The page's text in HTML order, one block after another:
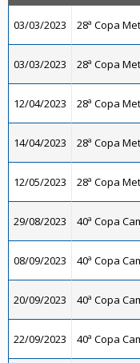
03/03/2023 28ª Copa
03/03/2023 28ª Copa
12/04/2023 28ª Copa
14/04/2023 28ª Copa
12/05/2023 28ª Copa
29/08/2023 40ª Copa
08/09/2023 40ª Copa
20/09/2023 40ª Copa
22/09/2023 40ª Copa